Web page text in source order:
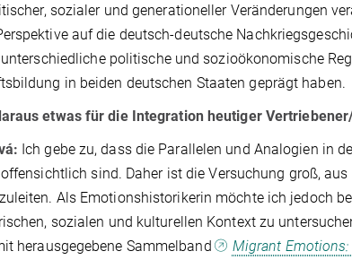
sozialer und generationeller Veränderungen
auf die deutsch-deutsche
politische und sozioökonomische
in beiden deutschen Staaten geprägt haben.
etwas für die Integration heutiger
Ich gebe zu, dass die Parallelen und Analogien in
sind. Daher ist die Versuchung groß,
Als Emotionshistorikerin möchte ich jedoch
sozialen und kulturellen Kontext zu
herausgegebene Sammelband
Migrant